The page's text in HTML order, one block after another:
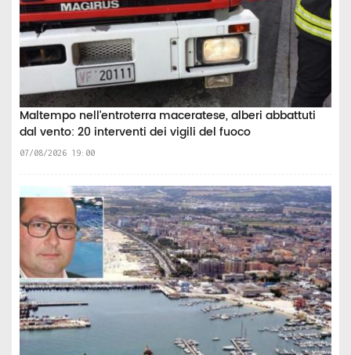
Maltempo nell’entroterra maceratese, alberi abbattuti
dal vento: 20 interventi dei vigili del fuoco
07/08/2026 19:00